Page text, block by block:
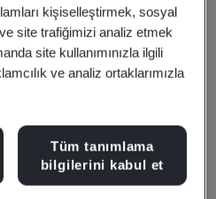
kişiselleştirmek, sosyal
site trafiğimizi analiz etmek
site kullanımınızla ilgili
ve analiz ortaklarımızla
Tüm tanımlama
bilgilerini kabul et